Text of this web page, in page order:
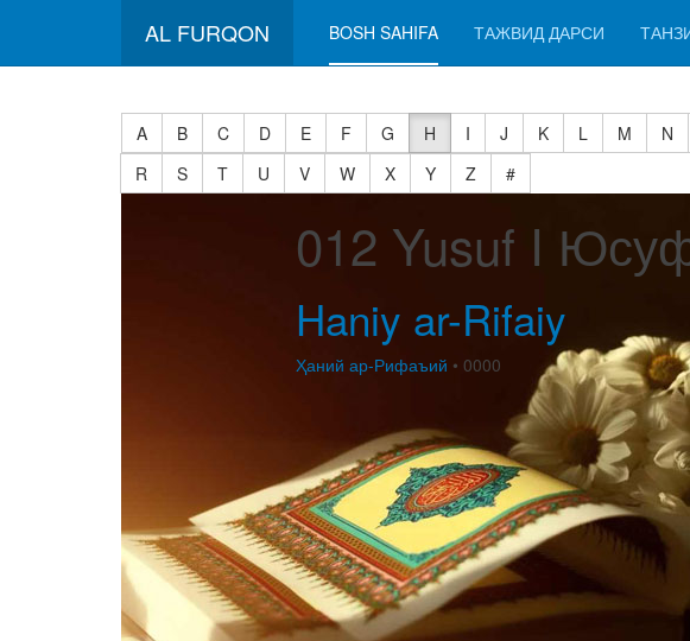
AL FURQON BOSH SAHIFA ТАЖВИД ДАРСИ
A B C D E F G H I J K L M N
R
S T U V W X Y Z
#
012 Yusuf I
Haniy ar-Rifaiy
Ҳаний ар-Рифаъий • 0000